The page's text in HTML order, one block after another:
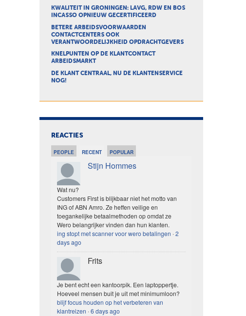
KWALITEIT IN GRONINGEN: LAVG, RDW EN BOS
INCASSO OPNIEUW GECERTIFICEERD
BETERE ARBEIDSVOORWAARDEN
CONTACTCENTERS OOK
VERANTWOORDELIJKHEID OPDRACHTGEVERS
KNELPUNTEN OP DE KLANTCONTACT
ARBEIDSMARKT
DE KLANT CENTRAAL, NU DE KLANTENSERVICE
NOG!
REACTIES
PEOPLE RECENT POPULAR
Stijn Hommes
Wat nu?
Customers First is blijkbaar niet het motto van
ING of ABN Amro. Ze heffen veilige en
toegankelijke betaalmethoden op omdat ze
Wero belangrijker vinden dan hun klanten.
ing stopt met scanner voor wero betalingen ·2
days ago
Frits
Je bent echt een kantoorpik. Een laptoppertje.
Hoeveel mensen buit je uit met minimumloon?
blijf focus houden op het verbeteren van
klantreizen ·6 days ago